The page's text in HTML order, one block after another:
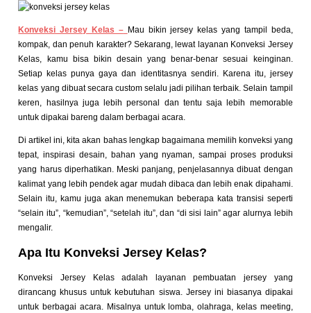
Konveksi Jersey Kelas – Mau bikin jersey kelas yang tampil beda,
kompak, dan penuh karakter? Sekarang, lewat layanan Konveksi Jersey
Kelas, kamu bisa bikin desain yang benar-benar sesuai keinginan.
Setiap kelas punya gaya dan identitasnya sendiri. Karena itu, jersey
kelas yang dibuat secara custom selalu jadi pilihan terbaik. Selain tampil
keren, hasilnya juga lebih personal dan tentu saja lebih memorable
untuk dipakai bareng dalam berbagai acara.
Di artikel ini, kita akan bahas lengkap bagaimana memilih konveksi yang
tepat, inspirasi desain, bahan yang nyaman, sampai proses produksi
yang harus diperhatikan. Meski panjang, penjelasannya dibuat dengan
kalimat yang lebih pendek agar mudah dibaca dan lebih enak dipahami.
Selain itu, kamu juga akan menemukan beberapa kata transisi seperti
“selain itu”, “kemudian”, “setelah itu”, dan “di sisi lain” agar alurnya lebih
mengalir.
Apa Itu Konveksi Jersey Kelas?
Konveksi Jersey Kelas adalah layanan pembuatan jersey yang
dirancang khusus untuk kebutuhan siswa. Jersey ini biasanya dipakai
untuk berbagai acara. Misalnya untuk lomba, olahraga, kelas meeting,